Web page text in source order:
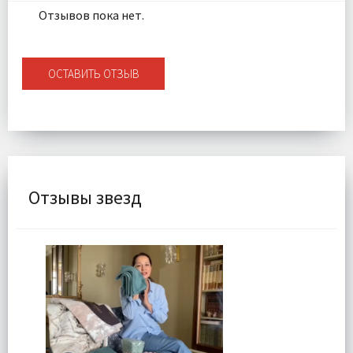
Отзывов пока нет.
ОСТАВИТЬ ОТЗЫВ
Отзывы звезд